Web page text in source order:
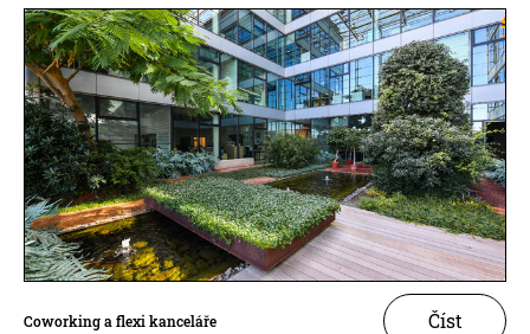
Coworking a flexi kanceláře Číst